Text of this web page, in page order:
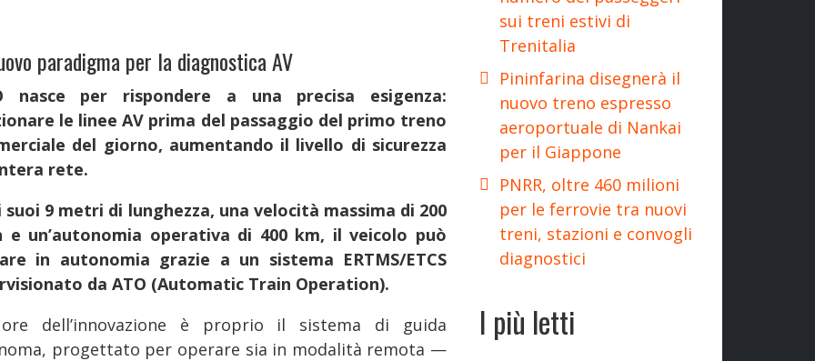
paradigma per la diagnostica AV
nasce per rispondere a una precisa esigenza:
le linee AV prima del passaggio del primo treno
del giorno, aumentando il livello di sicurezza
rete.
suoi 9 metri di lunghezza, una velocità massima di 200
e un’autonomia operativa di 400 km, il veicolo può
in autonomia grazie a un sistema ERTMS/ETCS
da ATO (Automatic Train Operation).
dell’innovazione è proprio il sistema di guida
progettato per operare sia in modalità remota —
sui treni estivi di
Trenitalia
Pininfarina disegnerà il
nuovo treno espresso
aeroportuale di Nankai
per il Giappone
PNRR, oltre 460 milioni
per le ferrovie tra nuovi
treni, stazioni e convogli
diagnostici
I più letti